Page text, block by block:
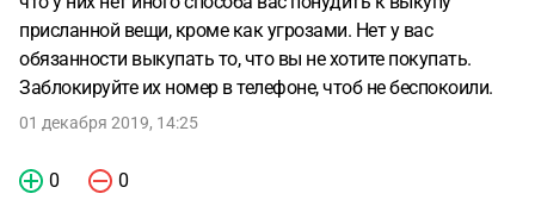
присланной вещи, кроме как угрозами. Нет у вас
обязанности выкупать то, что вы не хотите покупать.
Заблокируйте их номер в телефоне, чтоб не беспокоили.
01 декабря 2019, 14:25
0 0